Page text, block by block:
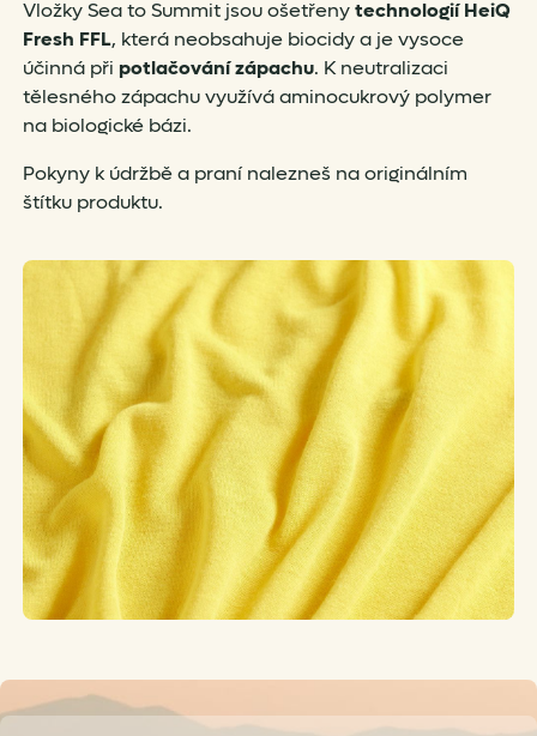
Vložky Sea to Summit jsou ošetřenytechnologií HeiQ
Fresh FFL, která neobsahuje biocidy a je vysoce
účinná při potlačování zápachu. K neutralizaci
tělesného zápachu využívá aminocukrový polymer
na biologické bázi.
Pokyny k údržbě a praní nalezneš na originálním
štítku produktu.